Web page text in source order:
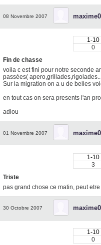
08 Novembre 2007
1-10
0
Fin de chasse
voila c est fini pour notre seconde
passées(
Sur la migration on a u de belles
en tout cas on sera presents l'an
adiou
01 Novembre 2007
1-10
3
Triste
pas grand chose ce matin, peut
30 Octobre 2007
1-10
0